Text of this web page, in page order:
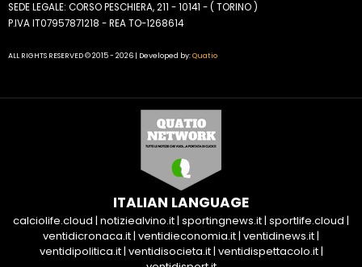
SEDE LEGALE: CORSO PESCHIERA, 211 - 10141 - ( TORINO )
P.IVA IT07957871218 - REA TO-1268614
ALL RIGHTS RESERVED © 2015 - 2026 | Developed by:Quatio
ITALIAN LANGUAGE
calciolife.cloud | notiziealvino.it| sportingnews.it| sportlife.cloud |
ventidicronaca.it| ventidieconomia.it| ventidinews.it|
ventidipolitica.it| ventidisocieta.it| ventidispettacolo.it|